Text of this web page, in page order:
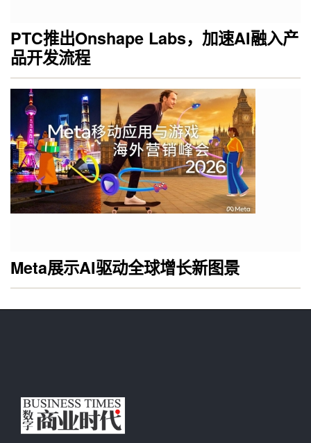
PTC推出Onshape Labs，加速AI融入产
品开发流程
Meta展示AI驱动全球增长新图景